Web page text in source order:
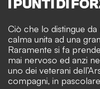
I PUNTI DI
Ciò che lo distingue
calma unita ad una
Raramente si fa
mai nervoso ed anzi
uno dei veterani
compagni, in